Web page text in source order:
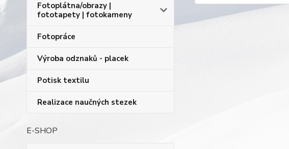
Fotoplátna/obrazy |
fototapety | fotokameny
Fotopráce
Výroba odznaků - placek
Potisk textilu
Realizace naučných stezek
E-SHOP